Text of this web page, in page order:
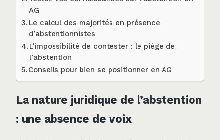
AG
Le calcul des majorités en présence
d’abstentionnistes
L’impossibilité de contester : le piège de
l’abstention
Conseils pour bien se positionner en AG
La nature juridique de l’abstention
: une absence de voix